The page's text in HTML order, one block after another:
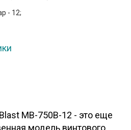
- 12;
MB-750В-12 - это еще
модель винтового